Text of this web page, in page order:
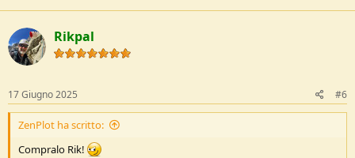
c
t
i
o
n
:
Rikpal
17 Giugno 2025 #6
ZenPlot ha scritto:
Compralo Rik!